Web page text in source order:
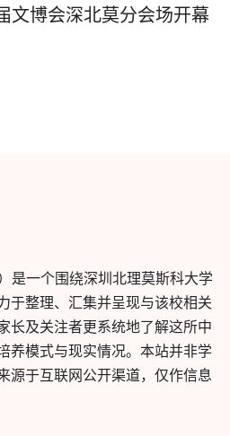
文博会深北莫分会场开幕
是一个围绕深圳北理莫斯科大学
于整理、汇集并呈现与该校相关
长及关注者更系统地了解这所中
养模式与现实情况。本站并非学
源于互联网公开渠道，仅作信息